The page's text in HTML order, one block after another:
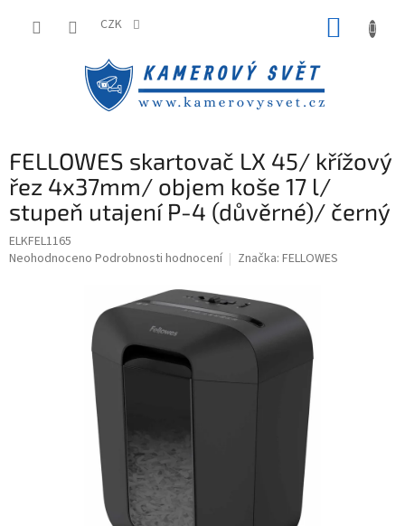
CZK
FELLOWES skartovač LX 45/ křížový
řez 4x37mm/ objem koše 17 l/
stupeň utajení P-4 (důvěrné)/ černý
ELKFEL1165
Průměrné
Neohodnoceno Podrobnosti hodnocení Značka: FELLOWES